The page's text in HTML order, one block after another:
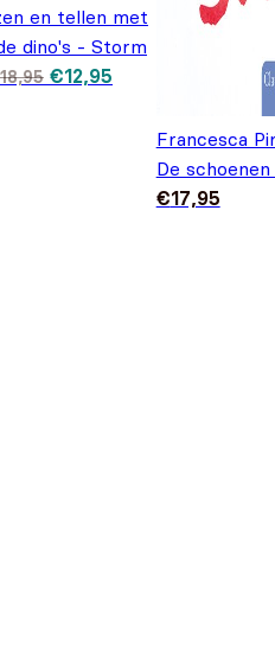
en tellen met
dino's - Storm
18,95 Oorspronkelijke
prijs was:
€12,95
prijs is:
Francesca
De
€17,95